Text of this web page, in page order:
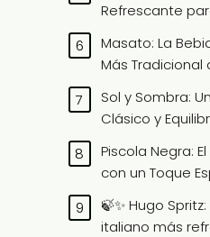
Refrescante
Masato: La
Más
Sol y Sombra:
Clásico y
Piscola Negra:
con un Toque
🍃✨ Hugo
italiano más